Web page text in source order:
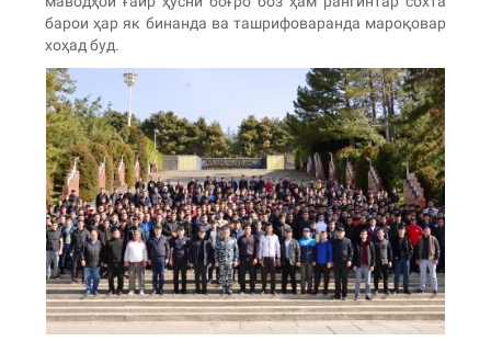
барои ҳар як бинанда ва ташрифоваранда мароқовар
хоҳад буд.